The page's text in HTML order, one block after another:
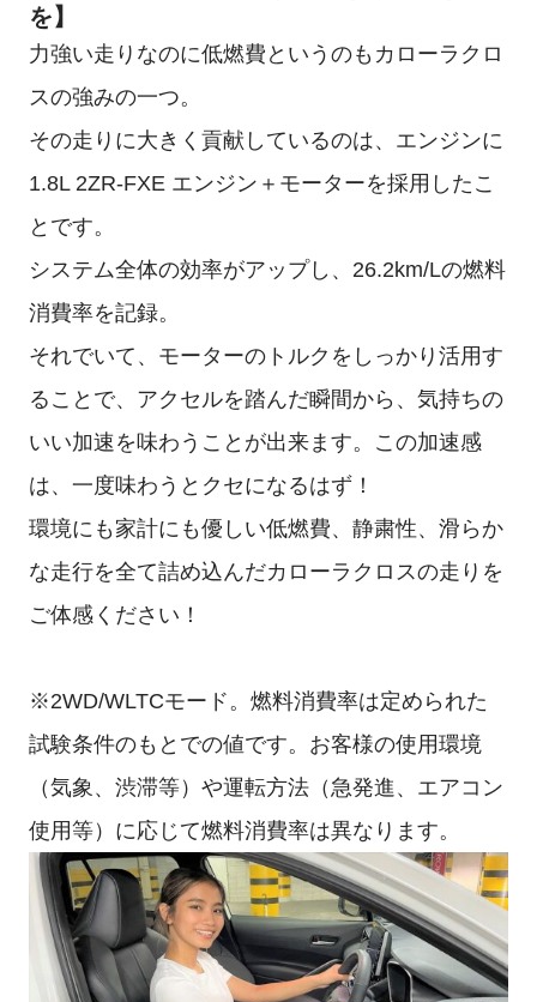
を】
力強い走りなのに低燃費というのもカローラクロ
スの強みの一つ。
その走りに大きく貢献しているのは、エンジンに
1.8L 2ZR-FXE エンジン＋モーターを採用したこ
とです。
システム全体の効率がアップし、26.2km/Lの燃料
消費率を記録。
それでいて、モーターのトルクをしっかり活用す
ることで、アクセルを踏んだ瞬間から、気持ちの
いい加速を味わうことが出来ます。この加速感
は、一度味わうとクセになるはず！
環境にも家計にも優しい低燃費、静粛性、滑らか
な走行を全て詰め込んだカローラクロスの走りを
ご体感ください！
※2WD/WLTCモード。燃料消費率は定められた
試験条件のもとでの値です。お客様の使用環境
（気象、渋滞等）や運転方法（急発進、エアコン
使用等）に応じて燃料消費率は異なります。